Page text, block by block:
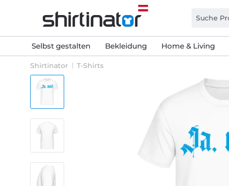
Selbst gestalten Bekleidung Home & Living
Shirtinator T-Shirts